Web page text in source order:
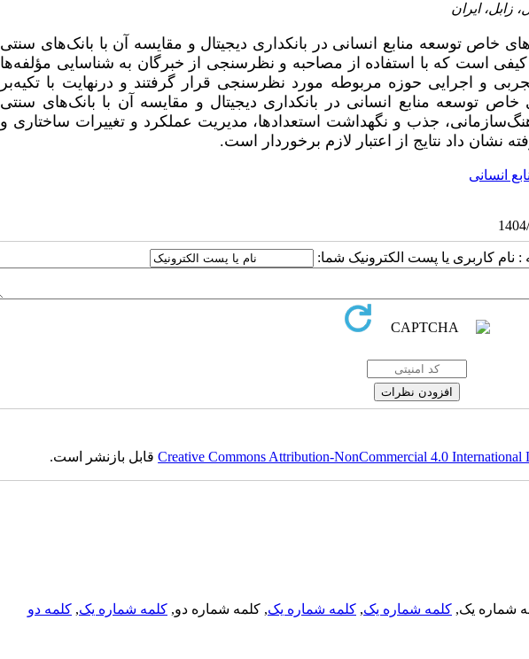
زابل، ایران
توسعه منابع انسانی در بانکداری دیجیتال و مقایسه آن با بانک‌های سنتی
است که با استفاده از مصاحبه و نظرسنجی از خبرگان به شناسایی مؤلفه‌ها
20 نفر از خبرگان تجربی و اجرایی حوزه مربوطه مورد نظرسنجی قرار گرفتند و درنهایت با تکیه‌بر
منابع انسانی در بانکداری دیجیتال و مقایسه آن با بانک‌های سنتی
جذب و نگهداشت استعدادها، مدیریت عملکرد و تغییرات ساختاری و
داد نتایج از اعتبار لازم برخوردار است.
انسانی
: نام کاربری یا پست الکترونیک شما:
Creative Commons Attribution-NonCommercial 4.0 Internationalقابل بازنشر است.
شماره یک, کلمه شماره یک, کلمه شماره یک, کلمه شماره دو, کلمه شماره یک, کلمه دو